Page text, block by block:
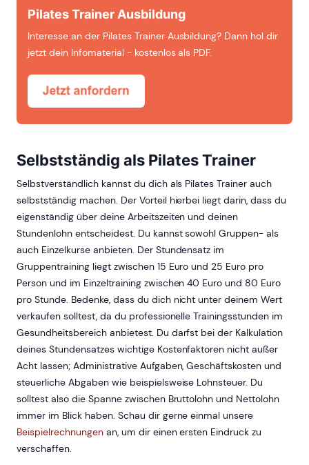
Pilates Trainer Ausbildung
Interesse an der Pilates Trainer Ausbildung? Dann hol dir
jetzt dein Infomaterial - kostenlos als PDF.
Selbstständig als Pilates Trainer
Selbstverständlich kannst du dich als Pilates Trainer auch
selbstständig machen. Der Vorteil hierbei liegt darin, dass du
eigenständig über deine Arbeitszeiten und deinen
Stundenlohn entscheidest. Du kannst sowohl Gruppen- als
auch Einzelkurse anbieten. Der Stundensatz im
Gruppentraining liegt zwischen 15 Euro und 25 Euro pro
Person und im Einzeltraining zwischen 40 Euro und 80 Euro
pro Stunde. Bedenke, dass du dich nicht unter deinem Wert
verkaufen solltest, da du professionelle Trainingsstunden im
Gesundheitsbereich anbietest. Du darfst bei der Kalkulation
deines Stundensatzes wichtige Kostenfaktoren nicht außer
Acht lassen; Administrative Aufgaben, Geschäftskosten und
steuerliche Abgaben wie beispielsweise Lohnsteuer. Du
solltest also die Spanne zwischen Bruttolohn und Nettolohn
immer im Blick haben. Schau dir gerne einmal unsere
Beispielrechnungenan, um dir einen ersten Eindruck zu
verschaffen.